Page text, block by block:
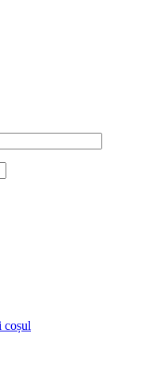
coșul